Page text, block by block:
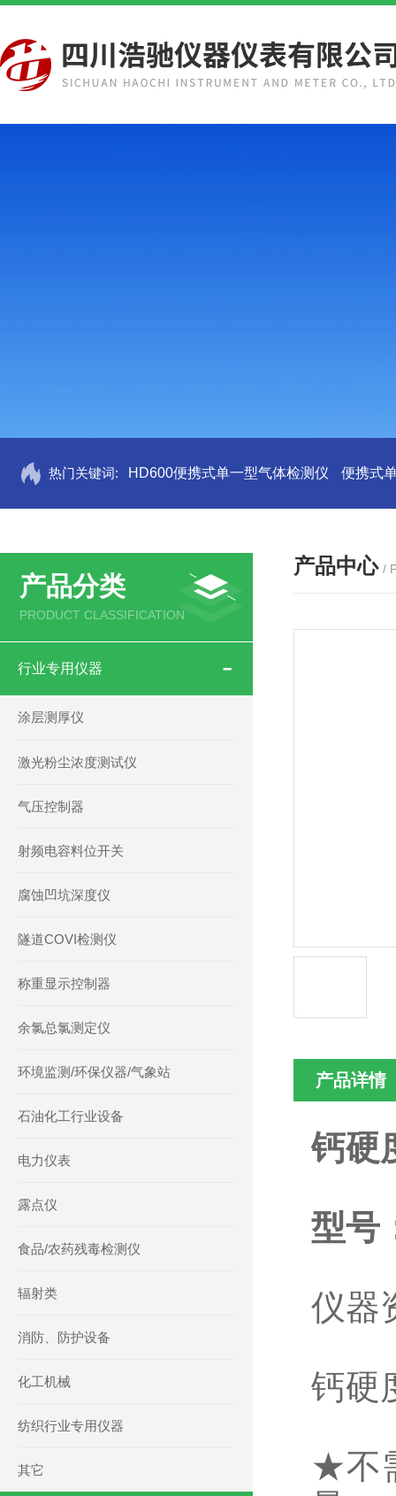
热门关键词: HD600便携式单一型气体检测仪 便携式
产品分类
PRODUCT CLASSIFICATION
行业专用仪器
涂层测厚仪
激光粉尘浓度测试仪
气压控制器
射频电容料位开关
腐蚀凹坑深度仪
隧道COVI检测仪
称重显示控制器
余氯总氯测定仪
环境监测/环保仪器/气象站
石油化工行业设备
电力仪表
露点仪
食品/农药残毒检测仪
辐射类
消防、防护设备
化工机械
纺织行业专用仪器
其它
产品中心 /
产品详情
钙硬
型号
仪器
钙硬
★不